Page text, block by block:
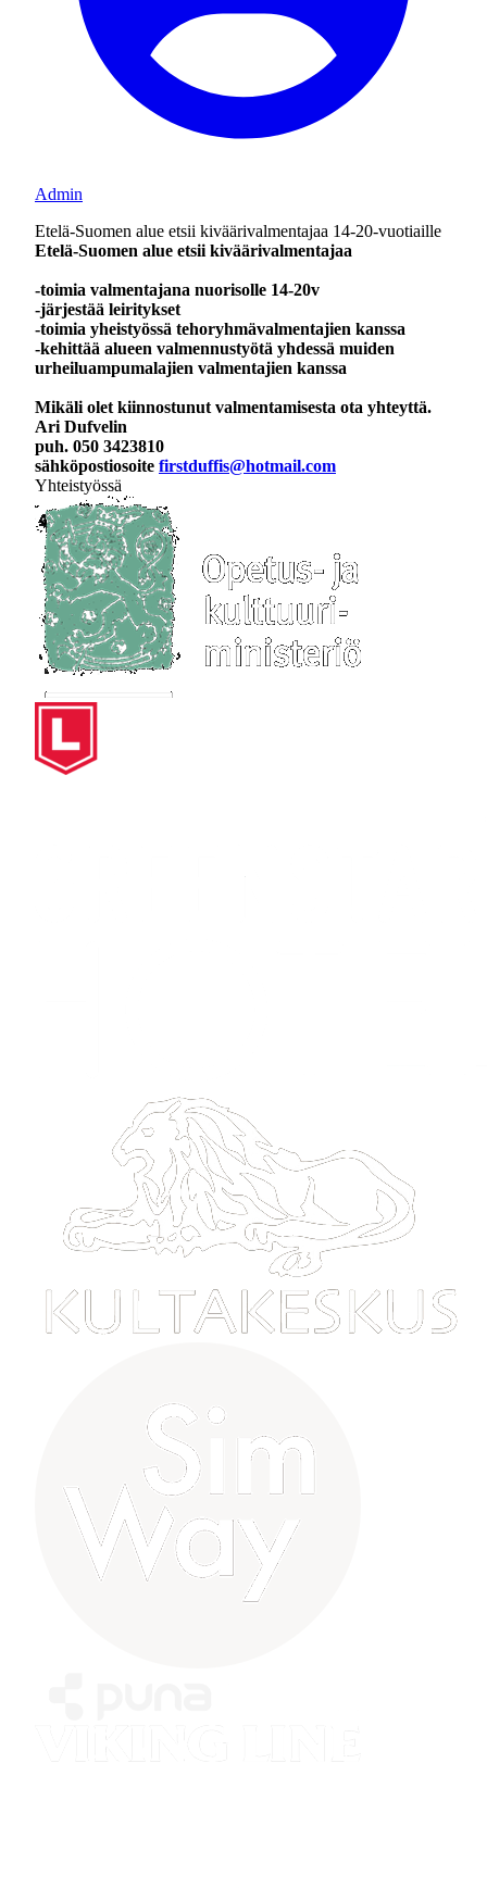
Admin
Etelä-Suomen alue etsii kiväärivalmentajaa 14-20-vuotiaille
Etelä-Suomen alue etsii kiväärivalmentajaa
-toimia valmentajana nuorisolle 14-20v
-järjestää leiritykset
-toimia yheistyössä tehoryhmävalmentajien kanssa
-kehittää alueen valmennustyötä yhdessä muiden
urheiluampumalajien valmentajien kanssa
Mikäli olet kiinnostunut valmentamisesta ota yhteyttä.
Ari Dufvelin
puh. 050 3423810
sähköpostiosoite firstduffis@hotmail.com
Yhteistyössä